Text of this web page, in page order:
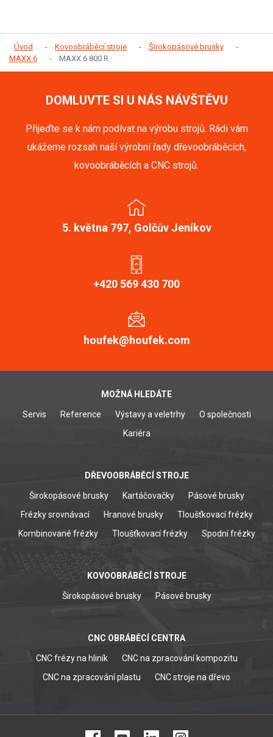
Úvod Kovoobráběcí stroje
Širokopásové brusky
MAXX 6
MAXX 6 800 R
DOMLUVTE SI U NÁS NÁVŠTĚVU
Přijeďte se k nám podívat na výrobu strojů. Rádi vám
ukážeme rozsah naší výrobní řady dřevoobráběcích,
kovoobráběcích a CNC strojů.
5. května 797, Golčův Jeníkov
+420 569 430 700
houfek@houfek.com
MOŽNÁ HLEDÁTE
Servis Reference Výstavy a veletrhy
O společnosti
Kariéra
DŘEVOOBRÁBĚCÍ STROJE
Širokopásové brusky Kartáčovačky
Pásové brusky
Frézky srovnávací
Hranové brusky
Tloušťkovací frézky
Kombinované frézky
Tloušťkovací frézky Spodní frézky
KOVOOBRÁBĚCÍ STROJE
Širokopásové brusky Pásové brusky
CNC OBRÁBĚCÍ CENTRA
CNC frézy na hliník
CNC na zpracování kompozitu
CNC na zpracování plastu
CNC stroje na dřevo